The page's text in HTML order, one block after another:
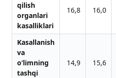
qilish
organlari
kasalliklari
16,8 16,0
Kasallanish
va
o‘limning
tashqi
14,9 15,6